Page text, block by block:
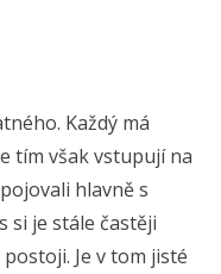
Každý má
tím však vstupují na
hlavně s
si je stále častěji
Je v tom jisté